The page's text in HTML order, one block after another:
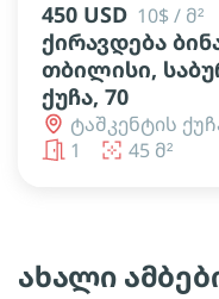
450 USD 10$ / მ²
ქირავდება
თბილისი,
ქუჩა, 70
ტაშკენტის
1
45 მ²
ახალი